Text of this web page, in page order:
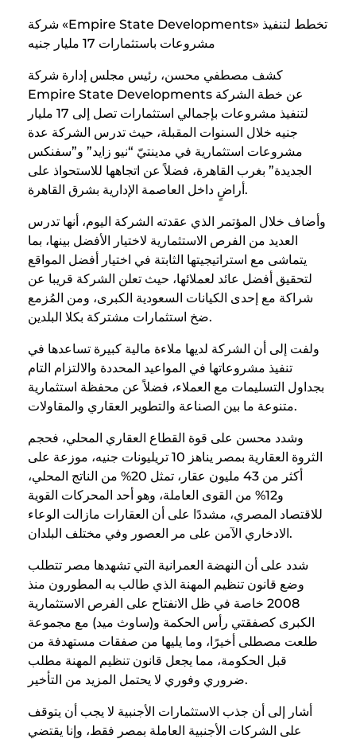
شركة «Empire State Developments» تخطط لتنفيذ
مشروعات باستثمارات 17 مليار جنيه
كشف مصطفي محسن، رئيس مجلس إدارة شركة
Empire State Developments عن خطة الشركة
لتنفيذ مشروعات بإجمالي استثمارات تصل إلى 17 مليار
جنيه خلال السنوات المقبلة، حيث تدرس الشركة عدة
مشروعات استثمارية في مدينتيّ “نيو زايد” و”سفنكس
الجديدة” بغرب القاهرة، فضلاً عن اتجاهها للاستحواذ على
أراضٍ داخل العاصمة الإدارية بشرق القاهرة.
وأضاف خلال المؤتمر الذي عقدته الشركة اليوم، أنها تدرس
العديد من الفرص الاستثمارية لاختيار الأفضل بينها، بما
يتماشى مع استراتيجيتها الثابتة في اختيار أفضل المواقع
لتحقيق أفضل عائد لعملائها، حيث تعلن الشركة قريبا عن
شراكة مع إحدى الكيانات السعودية الكبرى، ومن المُزمع
ضخ استثمارات مشتركة بكلا البلدين.
ولفت إلى أن الشركة لديها ملاءة مالية كبيرة تساعدها في
تنفيذ مشروعاتها في المواعيد المحددة والالتزام التام
بجداول التسليمات مع العملاء، فضلاً عن محفظة استثمارية
متنوعة ما بين الصناعة والتطوير العقاري والمقاولات.
وشدد محسن على قوة القطاع العقاري المحلي، فحجم
الثروة العقارية بمصر يناهز 10 تريليونات جنيه، موزعة على
أكثر من 43 مليون عقار، تمثل 20% من الناتج المحلي،
و12% من القوى العاملة، وهو أحد المحركات القوية
للاقتصاد المصري، مشددًا على أن العقارات مازالت الوعاء
الادخاري الآمن على مر العصور وفي مختلف البلدان.
شدد على أن النهضة العمرانية التي تشهدها مصر تتطلب
وضع قانون تنظيم المهنة الذي طالب به المطورون منذ
2008 خاصة في ظل الانفتاح على الفرص الاستثمارية
الكبرى كصفقتي رأس الحكمة و(ساوث ميد) مع مجموعة
طلعت مصطلى أخيرًا، وما يليها من صفقات مستهدفة من
قبل الحكومة، مما يجعل قانون تنظيم المهنة مطلب
ضروري وفوري لا يحتمل المزيد من التأخير.
أشار إلى أن جذب الاستثمارات الأجنبية لا يجب أن يتوقف
على الشركات الأجنبية العاملة بمصر فقط، وإنا يقتضي